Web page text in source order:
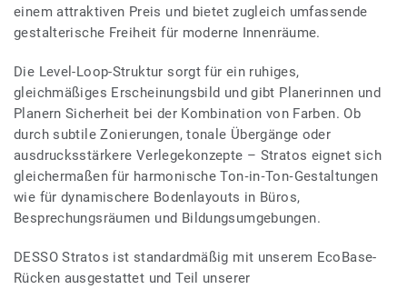
einem attraktiven Preis und bietet zugleich umfassende
gestalterische Freiheit für moderne Innenräume.
Die Level-Loop-Struktur sorgt für ein ruhiges,
gleichmäßiges Erscheinungsbild und gibt Planerinnen und
Planern Sicherheit bei der Kombination von Farben. Ob
durch subtile Zonierungen, tonale Übergänge oder
ausdrucksstärkere Verlegekonzepte – Stratos eignet sich
gleichermaßen für harmonische Ton‑in‑Ton‑Gestaltungen
wie für dynamischere Bodenlayouts in Büros,
Besprechungsräumen und Bildungsumgebungen.
DESSO Stratos ist standardmäßig mit unserem EcoBase-
Rücken ausgestattet und Teil unserer